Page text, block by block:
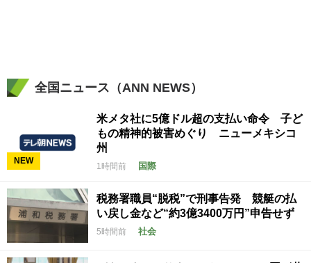
全国ニュース（ANN NEWS）
NEW
米メタ社に5億ドル超の支払い命令 子ど
もの精神的被害めぐり ニューメキシコ
州
1時間前 国際
税務署職員“脱税”で刑事告発 競艇の払
い戻し金など“約3億3400万円”申告せず
5時間前 社会